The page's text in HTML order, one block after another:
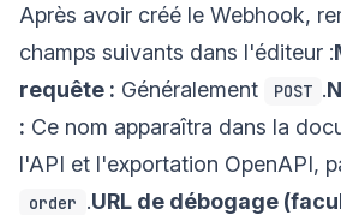
Après avoir créé le Webhook,
champs suivants dans l'éditeur :
requête : Généralement POST .
: Ce nom apparaîtra dans la
l'API et l'exportation OpenAPI,
order .URL de débogage